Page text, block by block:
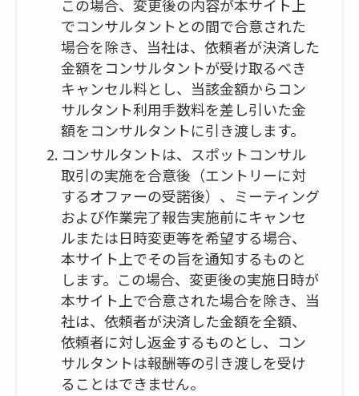
この場合、変更後の内容が本サイト上
でコンサルタントとの間で合意された
場合を除き、当社は、依頼者が決済した
金額をコンサルタントが受け取るべき
キャンセル料とし、当該金額からコン
サルタント利用手数料を差し引いた金
額をコンサルタントに引き渡します。
コンサルタントは、スポットコンサル
取引の実施を合意後（エントリーに対
するオファーの受諾後）、ミーティング
および作業完了報告実施前にキャンセ
ルまたは日時変更等を希望する場合、
本サイト上でその旨を通知するものと
します。この場合、変更後の実施日時が
本サイト上で合意された場合を除き、当
社は、依頼者が決済した金額を全額、
依頼者に対し返金するものとし、コン
サルタントは報酬等の引き渡しを受け
ることはできません。